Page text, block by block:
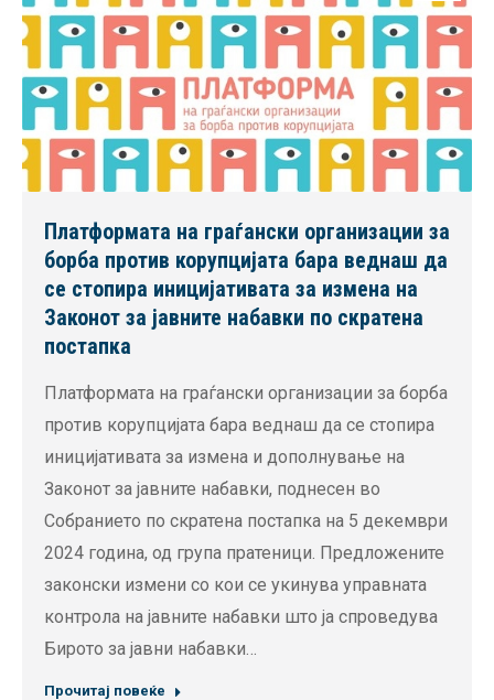
Платформата на граѓански организации за
борба против корупцијата бара веднаш да
се стопира иницијативата за измена на
Законот за јавните набавки по скратена
постапка
Платформата на граѓански организации за борба
против корупцијата бара веднаш да се стопира
иницијативата за измена и дополнување на
Законот за јавните набавки, поднесен во
Собранието по скратена постапка на 5 декември
2024 година, од група пратеници. Предложените
законски измени со кои се укинува управната
контрола на јавните набавки што ја спроведува
Бирото за јавни набавки…
Прочитај повеќе